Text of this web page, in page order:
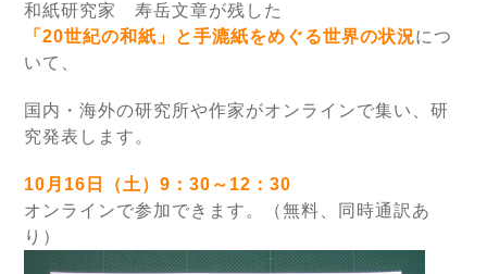
和紙研究家 寿岳文章が残した
「20世紀の和紙」と手漉紙をめぐる世界の状況につ
いて、
国内・海外の研究所や作家がオンラインで集い、研
究発表します。
10月16日（土）9：30～12：30
オンラインで参加できます。（無料、同時通訳あ
り）